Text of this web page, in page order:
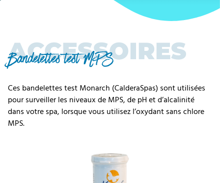
ACCESSOIRES
Bandelettes test MPS
Ces bandelettes test Monarch (CalderaSpas) sont utilisées
pour surveiller les niveaux de MPS, de pH et d’alcalinité
dans votre spa, lorsque vous utilisez l’oxydant sans chlore
MPS.